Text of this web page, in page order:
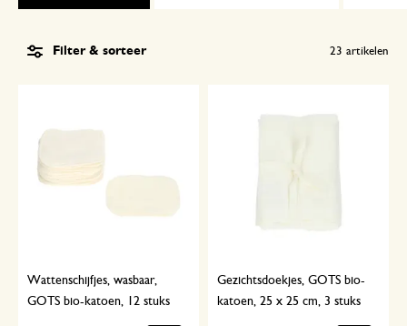
Filter & sorteer 23 artikelen
Wattenschijfjes, wasbaar,
GOTS bio-katoen, 12 stuks
Gezichtsdoekjes, GOTS bio-
katoen, 25 x 25 cm, 3 stuks